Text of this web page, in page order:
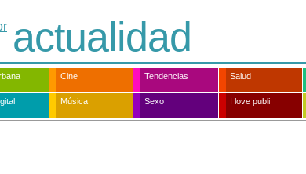
actualidad
Cine Tendencias Salud
Música Sexo I love publi